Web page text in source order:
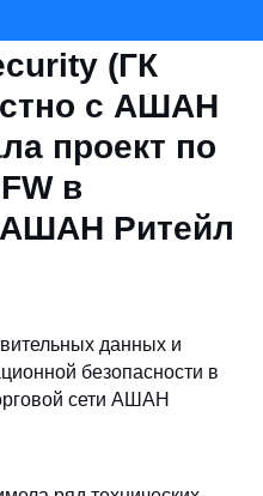
(ГК
с АШАН
проект по
в
АШАН Ритейл
данных и
безопасности в
сети АШАН